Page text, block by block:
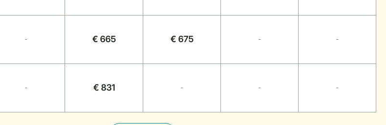
- € 665 € 675 - -
- € 831 - - -